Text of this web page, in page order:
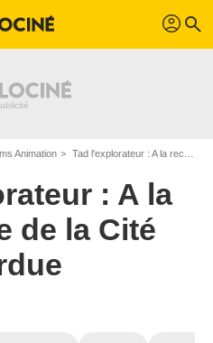
profil search
Animation Tad l'explorateur : A la recherche de la Cité perdue de Enrique Gato
: A la
de la Cité